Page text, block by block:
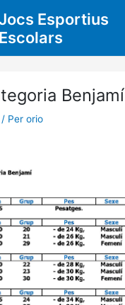
Esportius
Escolars
Benjamí
/ Per orio